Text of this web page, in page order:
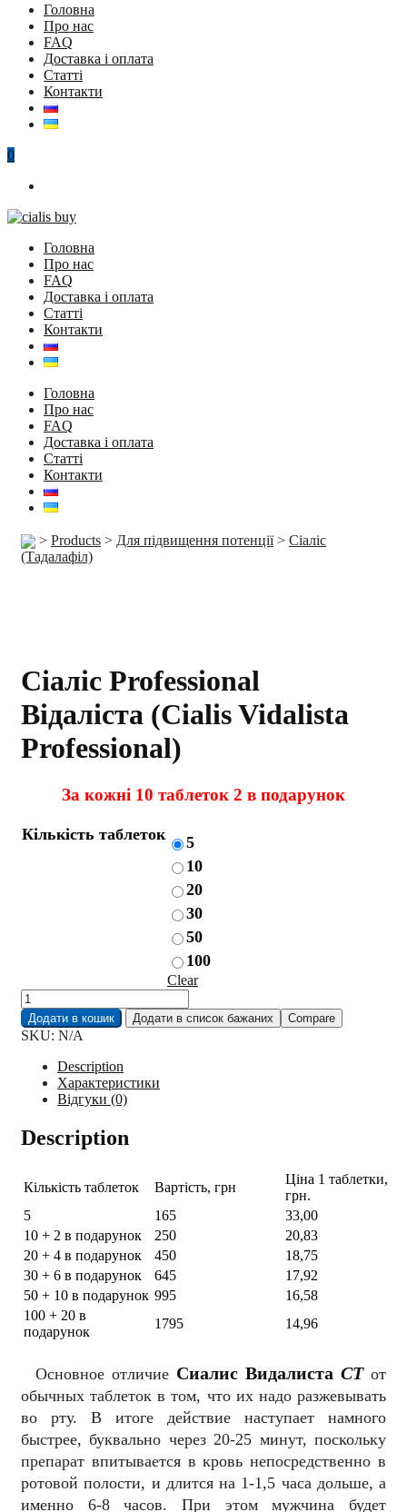
Головна
Про нас
FAQ
Доставка і оплата
Статті
Контакти
0
Головна
Про нас
FAQ
Доставка і оплата
Статті
Контакти
Головна
Про нас
FAQ
Доставка і оплата
Статті
Контакти
> Products > Для підвищення потенції> Сіаліс
(Тадалафіл)
Сіаліс Professional
Відаліста (Cialis Vidalista
Professional)
За кожні 10 таблеток 2 в подарунок
Кількість таблеток
5
10
20
30
50
100
Clear
Сіаліс
Professional
Відаліста
Vidalista
Professional)
quantity
Додати в кошик Додати в список бажаних Compare
SKU: N/A
Description
Характеристики
Відгуки (0)
Description
Кількість таблеток Вартість, грн
Ціна 1 таблетки,
грн.
5
165
33,00
10 + 2 в подарунок
250
20,83
20 + 4 в подарунок
450
18,75
30 + 6 в подарунок
645
17,92
50 + 10 в подарунок 995
16,58
100 + 20 в
подарунок
1795 14,96
Основное отличие Сиалис Видалиста CT от
обычных таблеток в том, что их надо разжевывать
во рту. В итоге действие наступает намного
быстрее, буквально через 20-25 минут, поскольку
препарат впитывается в кровь непосредственно в
ротовой полости, и длится на 1-1,5 часа дольше, а
именно 6-8 часов. При этом мужчина будет